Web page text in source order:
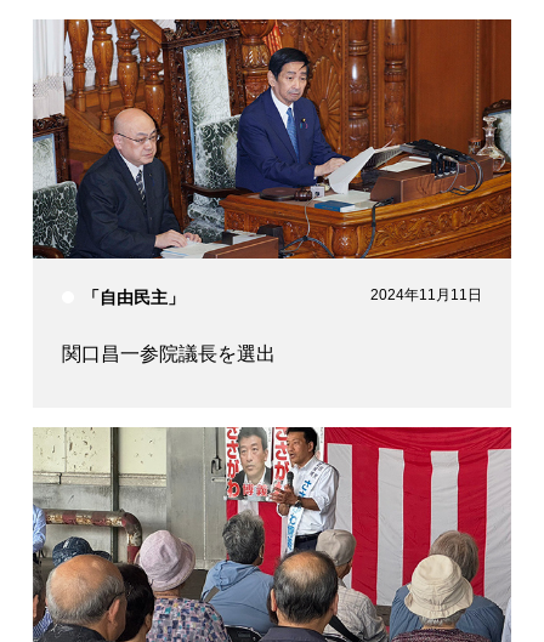
「自由民主」 2024年11月11日
関口昌一参院議長を選出